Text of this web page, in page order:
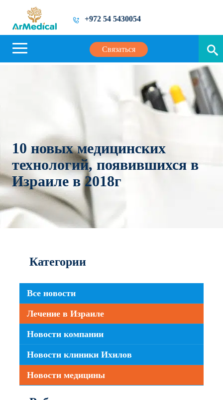
+972 54 5430054
Связаться
10 новых медицинских
технологий, появившихся в
Израиле в 2018г
Категории
Все новости
Лечение в Израиле
Новости компании
Новости клиники Ихилов
Новости медицины